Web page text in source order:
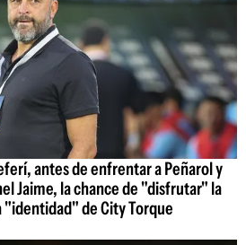
antes de enfrentar a Peñarol y
Jaime, la chance de "disfrutar" la
"identidad" de City Torque